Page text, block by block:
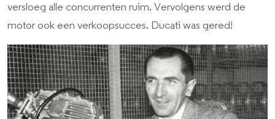
versloeg alle concurrenten ruim. Vervolgens werd de
motor ook een verkoopsucces. Ducati was gered!